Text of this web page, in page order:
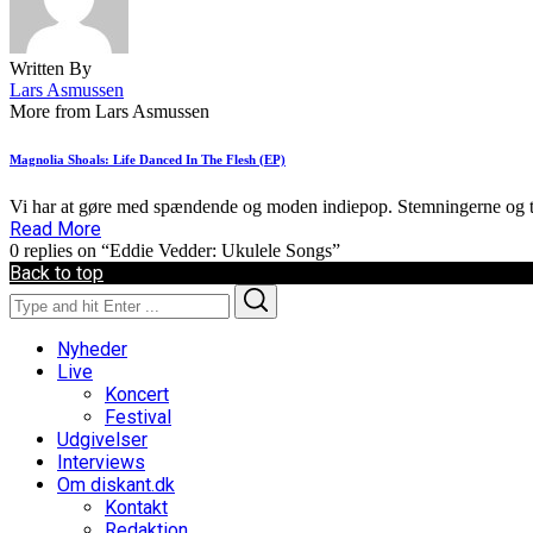
Written By
Lars Asmussen
More from Lars Asmussen
Magnolia Shoals: Life Danced In The Flesh (EP)
Vi har at gøre med spændende og moden indiepop. Stemningerne og
Read More
0 replies on “Eddie Vedder: Ukulele Songs”
Back to top
Search
for:
Nyheder
Live
Koncert
Festival
Udgivelser
Interviews
Om diskant.dk
Kontakt